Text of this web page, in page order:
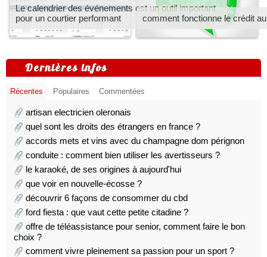
Le calendrier des événements est un outil important
pour un courtier performant
comment fonctionne le crédit
Dernières infos
Récentes Populaires Commentées
artisan electricien oleronais
quel sont les droits des étrangers en france ?
accords mets et vins avec du champagne dom pérignon
conduite : comment bien utiliser les avertisseurs ?
le karaoké, de ses origines à aujourd'hui
que voir en nouvelle-écosse ?
découvrir 6 façons de consommer du cbd
ford fiesta : que vaut cette petite citadine ?
offre de téléassistance pour senior, comment faire le bon
choix ?
comment vivre pleinement sa passion pour un sport ?